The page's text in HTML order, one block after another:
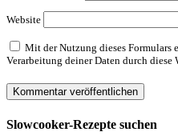
Website
Mit der Nutzung dieses Formulars
Verarbeitung deiner Daten durch diese
Slowcooker-Rezepte suchen